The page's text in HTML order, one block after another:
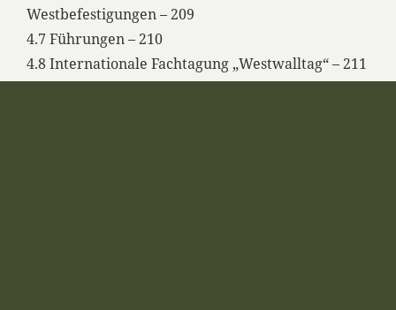
Westbefestigungen – 209
4.7 Führungen – 210
4.8 Internationale Fachtagung „Westwalltag“ – 211